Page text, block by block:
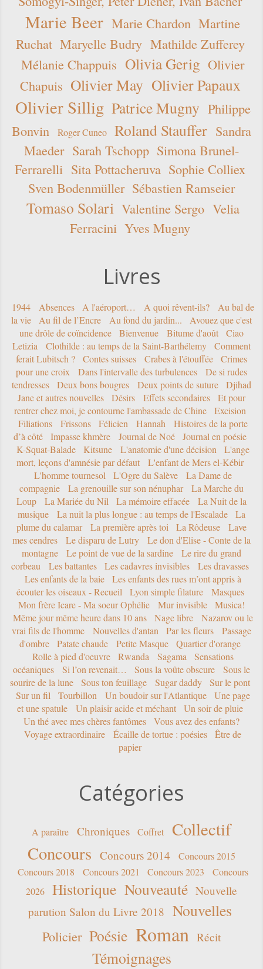
Marie Beer Marie Chardon Martine
Ruchat Maryelle Budry Mathilde Zufferey
Mélanie Chappuis Olivia Gerig Olivier
Chapuis Olivier May Olivier Papaux
Olivier Sillig Patrice Mugny Philippe
Bonvin
Roger Cuneo Roland Stauffer Sandra
Maeder Sarah Tschopp Simona Brunel-
Ferrarelli Sita Pottacheruva Sophie Colliex
Sven Bodenmüller Sébastien Ramseier
Tomaso Solari Valentine Sergo Velia
Ferracini Yves Mugny
Livres
1944 Absences A l'aéroport… A quoi rêvent-ils?
Au bal de
la vie
Au fil de l’Encre Au fond du jardin...
Avouez que c'est
une drôle de coïncidence
Bienvenue Bitume d'août
Ciao
Letizia
Clothilde : au temps de la Saint-Barthélemy
Comment
ferait Lubitsch ?
Contes suisses Crabes à l'étouffée
Crimes
pour une croix
Dans l'intervalle des turbulences
De si rudes
tendresses
Deux bons bougres Deux points de suture
Djihad
Jane et autres nouvelles
Désirs Effets secondaires
Et pour
rentrer chez moi, je contourne l'ambassade de Chine
Excision
Filiations
Frissons Félicien Hannah
Histoires de la porte
d’à côté
Impasse khmère Journal de Noé
Journal en poésie
K-Squat-Balade
Kitsune L'anatomie d'une décision
L'ange
mort, leçons d'amnésie par défaut
L'enfant de Mers el-Kébir
L'homme tournesol
L'Ogre du Salève
La Dame de
compagnie
La grenouille sur son nénuphar
La Marche du
Loup
La Mariée du Nil La mémoire effacée
La Nuit de la
musique
La nuit la plus longue : au temps de l'Escalade
La
plume du calamar
La première après toi La Rôdeuse
Lave
mes cendres
Le disparu de Lutry
Le don d'Elise - Conte de la
montagne
Le point de vue de la sardine
Le rire du grand
corbeau
Les battantes Les cadavres invisibles
Les dravasses
Les enfants de la baie
Les enfants des rues m’ont appris à
écouter les oiseaux - Recueil
Lyon simple filature
Masques
Mon frère Icare - Ma soeur Ophélie
Mur invisible
Musica!
Même jour même heure dans 10 ans
Nage libre
Nazarov ou le
vrai fils de l'homme
Nouvelles d'antan Par les fleurs
Passage
d'ombre
Patate chaude Petite Masque
Quartier d'orange
Rolle à pied d'oeuvre
Rwanda Sagama
Sensations
océaniques
Si l’on revenait… Sous la voûte obscure
Sous le
sourire de la lune
Sous ton feuillage Sugar daddy
Sur le pont
Sur un fil
Tourbillon Un boudoir sur l'Atlantique
Une page
et une spatule
Un plaisir acide et méchant
Un soir de pluie
Un thé avec mes chères fantômes
Vous avez des enfants?
Voyage extraordinaire
Écaille de tortue : poésies
Être de
papier
Catégories
A paraître Chroniques Coffret
Collectif
Concours Concours 2014
Concours 2015
Concours 2018
Concours 2021 Concours 2023
Concours
2026
Historique Nouveauté Nouvelle
parution Salon du Livre 2018 Nouvelles
Policier Poésie Roman Récit
Témoignages